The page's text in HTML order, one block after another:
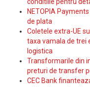
NETOPIA
de plata
Coletele extra-UE
taxa vamala de trei
logistica
Transformarile din
preturi de transfer
CEC Bank